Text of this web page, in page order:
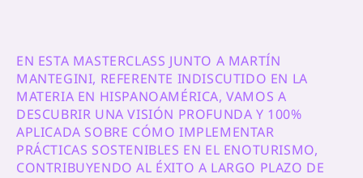
EN ESTA MASTERCLASS JUNTO A MARTÍN
MANTEGINI, REFERENTE INDISCUTIDO EN LA
MATERIA EN HISPANOAMÉRICA, VAMOS A
DESCUBRIR UNA VISIÓN PROFUNDA Y 100%
APLICADA SOBRE CÓMO IMPLEMENTAR
PRÁCTICAS SOSTENIBLES EN EL ENOTURISMO,
CONTRIBUYENDO AL ÉXITO A LARGO PLAZO DE